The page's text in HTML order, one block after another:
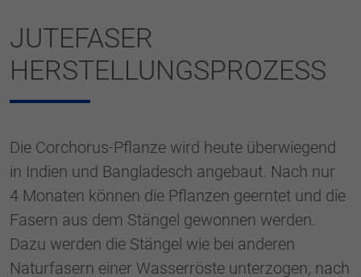
JUTEFASER
HERSTELLUNGSPROZESS
Die Corchorus-Pflanze wird heute überwiegend
in Indien und Bangladesch angebaut. Nach nur
4 Monaten können die Pflanzen geerntet und die
Fasern aus dem Stängel gewonnen werden.
Dazu werden die Stängel wie bei anderen
Naturfasern einer Wasserröste unterzogen, nach